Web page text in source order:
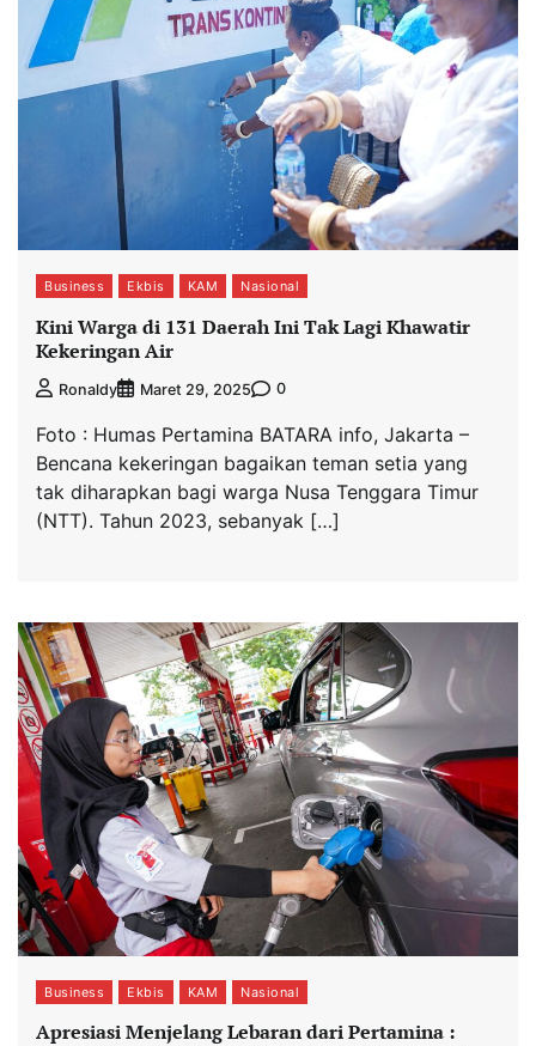
Business Ekbis KAM Nasional
Kini Warga di 131 Daerah Ini Tak Lagi Khawatir
Kekeringan Air
Ronaldy Maret 29, 2025 0
Foto : Humas Pertamina BATARA info, Jakarta –
Bencana kekeringan bagaikan teman setia yang
tak diharapkan bagi warga Nusa Tenggara Timur
(NTT). Tahun 2023, sebanyak […]
Business Ekbis KAM Nasional
Apresiasi Menjelang Lebaran dari Pertamina :